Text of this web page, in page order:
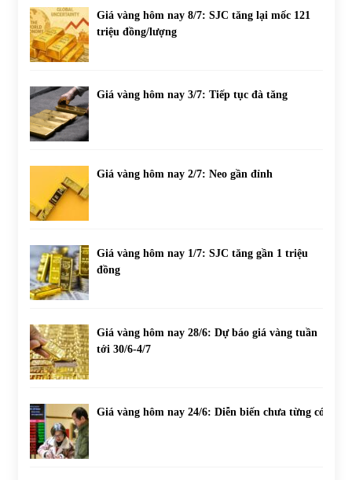
Giá vàng hôm nay 8/7: SJC tăng lại mốc 121
triệu đồng/lượng
Giá vàng hôm nay 3/7: Tiếp tục đà tăng
Giá vàng hôm nay 2/7: Neo gần đỉnh
Giá vàng hôm nay 1/7: SJC tăng gần 1 triệu
đồng
Giá vàng hôm nay 28/6: Dự báo giá vàng tuần
tới 30/6-4/7
Giá vàng hôm nay 24/6: Diễn biến chưa từng có